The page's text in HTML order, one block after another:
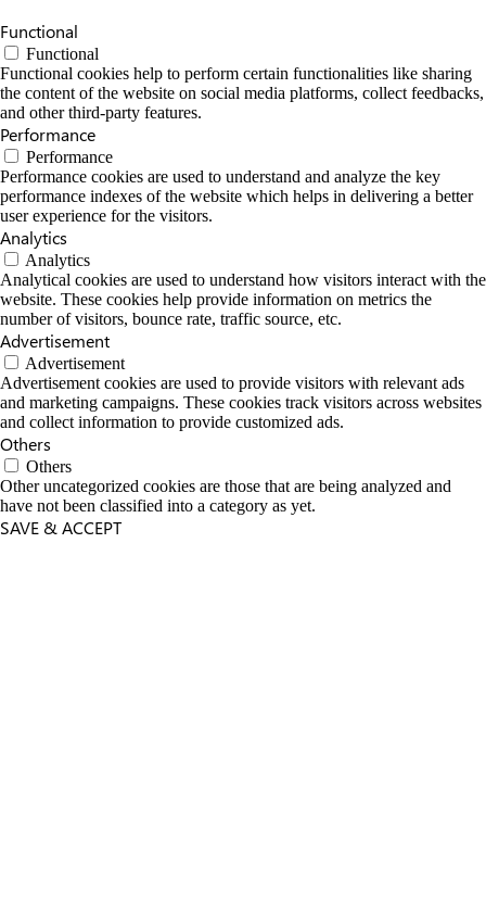
Functional
Functional
Functional cookies help to perform certain functionalities like sharing
the content of the website on social media platforms, collect feedbacks,
and other third-party features.
Performance
Performance
Performance cookies are used to understand and analyze the key
performance indexes of the website which helps in delivering a better
user experience for the visitors.
Analytics
Analytics
Analytical cookies are used to understand how visitors interact with the
website. These cookies help provide information on metrics the
number of visitors, bounce rate, traffic source, etc.
Advertisement
Advertisement
Advertisement cookies are used to provide visitors with relevant ads
and marketing campaigns. These cookies track visitors across websites
and collect information to provide customized ads.
Others
Others
Other uncategorized cookies are those that are being analyzed and
have not been classified into a category as yet.
SAVE & ACCEPT